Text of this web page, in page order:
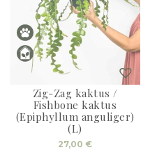
Zig-Zag kaktus /
Fishbone kaktus
(Epiphyllum anguliger)
(L)
27,00 €